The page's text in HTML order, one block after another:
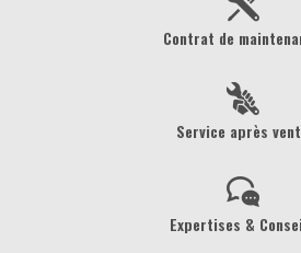
Contrat de
Service après
Expertises &